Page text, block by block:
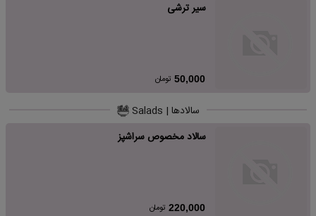
سیر ترشی
50,000 تومان
سالادها | Salads
سالاد مخصوص سراشپز
220,000 تومان